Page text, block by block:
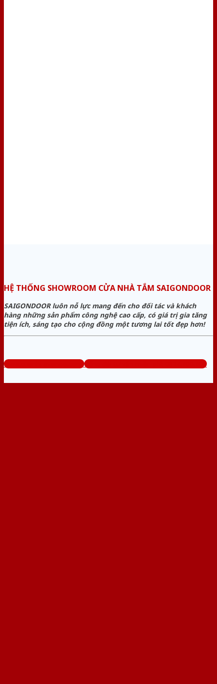
HỆ THỐNG SHOWROOM CỬA NHÀ TẮM SAIGONDOOR
SAIGONDOOR luôn nỗ lực mang đến cho đối tác và khách
hàng những sản phẩm công nghệ cao cấp, có giá trị gia tăng
tiện ích, sáng tạo cho cộng đồng một tương lai tốt đẹp hơn!
www.cuanhuavango.com Tổng đài tư vấn miễn phí: 0824.400.400